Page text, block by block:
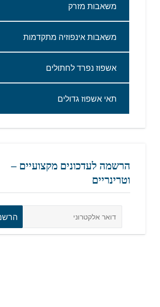
משאבות‭ ‬מזרק
משאבות‭ ‬אינפוזיה‭ ‬מתקדמות
אשפוז‭ ‬נפרד‭ ‬לחתולים
תאי‭ ‬אשפוז‭ ‬גדולים‬
הרשמה לעדכונים מקצועיים –
וטרינריים